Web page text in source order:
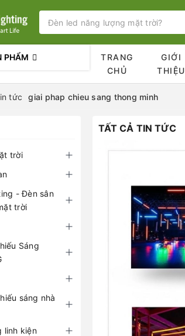
PHẨM
TRANG
CHỦ
GIỚI
THIỆU
tức giai phap chieu sang thong minh
TẤT CẢ TIN TỨC
trời
- Đèn sân
trời
Sáng
sáng nhà
linh kiện